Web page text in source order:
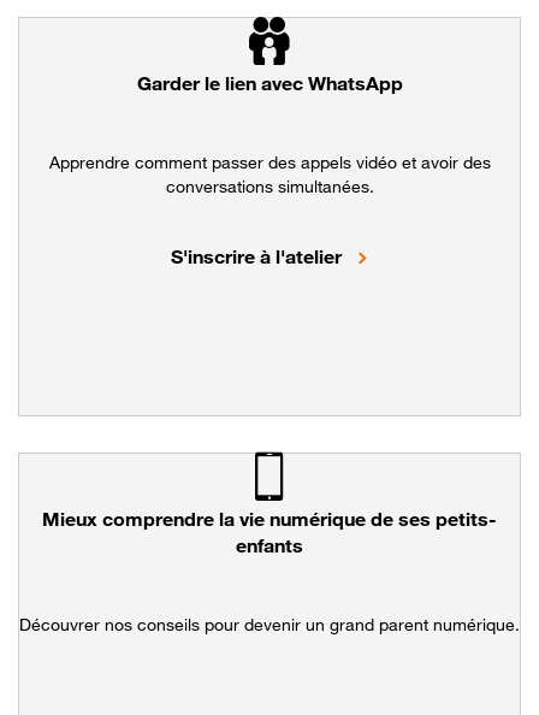
Garder le lien avec WhatsApp
Apprendre comment passer des appels vidéo et avoir des
conversations simultanées.
S'inscrire à l'atelier Maîtriser les appels
Mieux comprendre la vie numérique de ses petits-
enfants
Découvrer nos conseils pour devenir un grand parent numérique.